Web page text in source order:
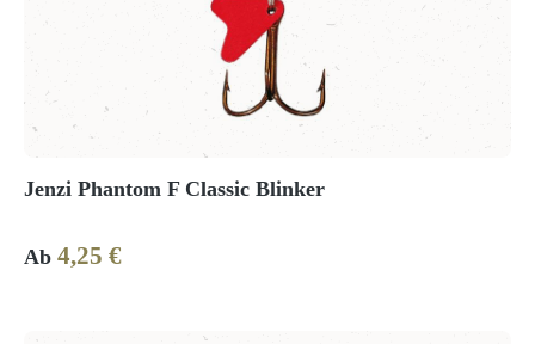
Jenzi Phantom F Classic Blinker
Regulärer Preis:
Ab 4,25 €